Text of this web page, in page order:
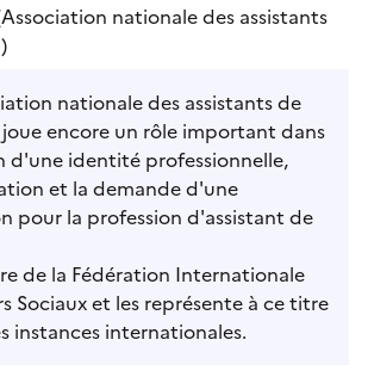
nationale des assistants
nationale des assistants de
joue encore un rôle important dans
d'une identité professionnelle,
et la demande d'une
pour la profession d'assistant de
de la Fédération Internationale
Sociaux et les représente à ce titre
instances internationales.